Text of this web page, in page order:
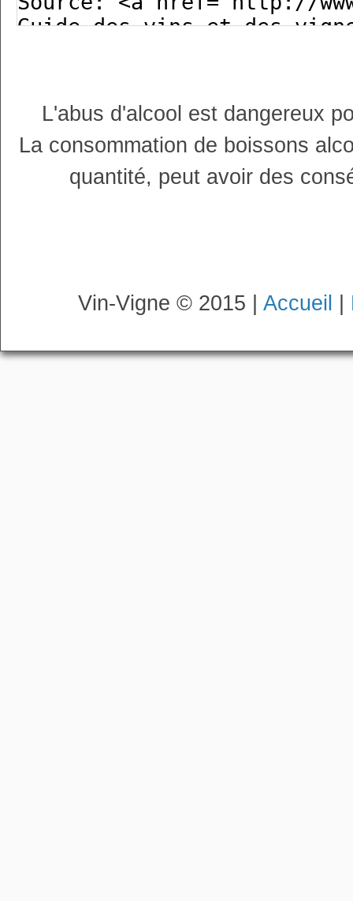
L'abus d'alcool est dangereux
La consommation de boissons
quantité, peut avoir des
Vin-Vigne © 2015 | Accueil